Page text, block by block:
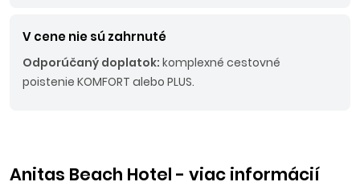
V cene nie sú zahrnuté
Odporúčaný doplatok: komplexné cestovné
poistenie KOMFORT alebo PLUS.
Anitas Beach Hotel - viac informácií